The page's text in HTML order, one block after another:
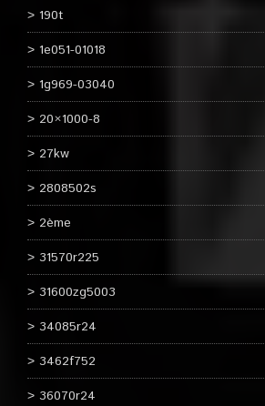
190t
1e051-01018
1g969-03040
20×1000-8
27kw
2808502s
2ème
31570r225
31600zg5003
34085r24
3462f752
36070r24